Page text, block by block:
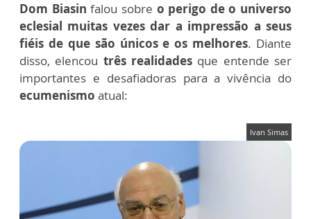
Dom Biasin falou sobre o perigo de o universo
eclesial muitas vezes dar a impressão a seus
fiéis de que são únicos e os melhores. Diante
disso, elencou três realidades que entende ser
importantes e desafiadoras para a vivência do
ecumenismo atual:
Ivan Simas